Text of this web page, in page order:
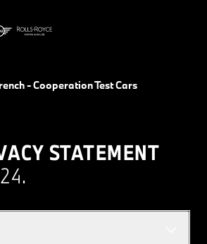
Test Cars
- Cooperation Test Cars
STATEMENT